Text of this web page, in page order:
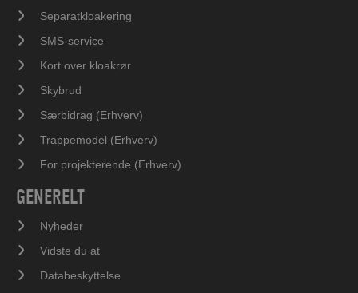
Separatkloakering
SMS-service
Kort over kloakrør
Skybrud
Særbidrag (Erhverv)
Trappemodel (Erhverv)
For projekterende (Erhverv)
GENERELT
Nyheder
Vidste du at
Databeskyttelse